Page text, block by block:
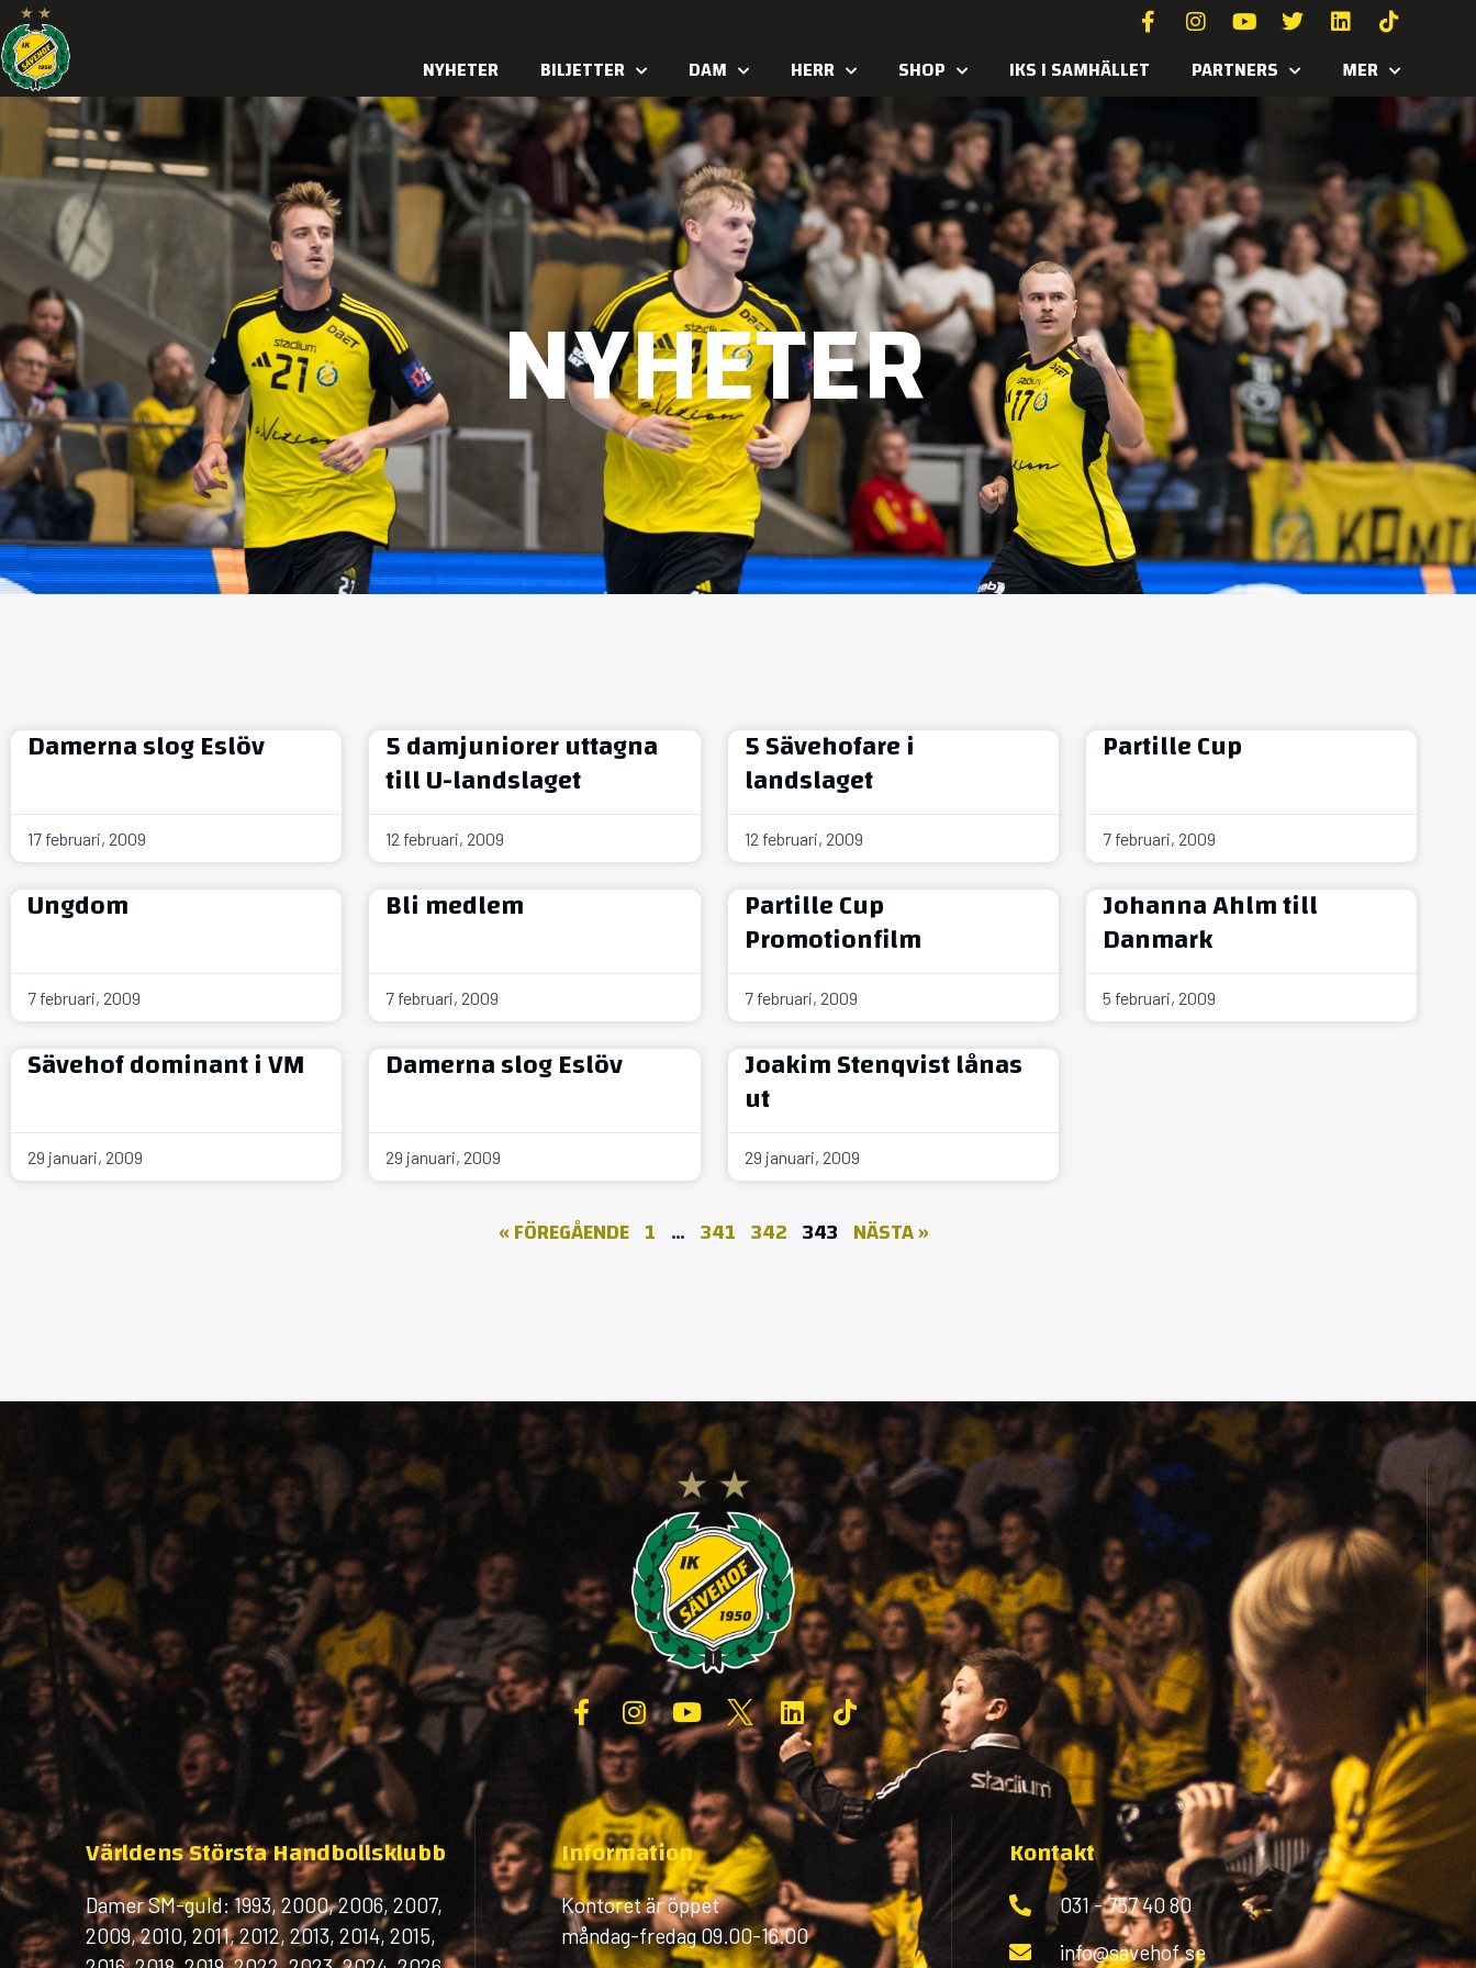
NYHETER BILJETTER DAM HERR SHOP IKS I SAMHÄLLET PARTNERS MER
NYHETER
Damerna slog Eslöv
17 februari, 2009
5 damjuniorer uttagna
till U-landslaget
12 februari, 2009
5 Sävehofare i
landslaget
12 februari, 2009
Partille Cup
7 februari, 2009
Ungdom
7 februari, 2009
Bli medlem
7 februari, 2009
Partille Cup
Promotionfilm
7 februari, 2009
Johanna Ahlm till
Danmark
5 februari, 2009
Sävehof dominant i VM
29 januari, 2009
Damerna slog Eslöv
29 januari, 2009
Joakim Stenqvist lånas
ut
29 januari, 2009
« FÖREGÅENDE 1 … 341 342 343 NÄSTA »
Världens Största Handbollsklubb
Damer SM-guld: 1993, 2000, 2006, 2007,
2009, 2010, 2011, 2012, 2013, 2014, 2015,
Information
Kontoret är öppet
måndag-fredag 09.00-16.00
Kontakt
031 - 757 40 80
info@savehof.se